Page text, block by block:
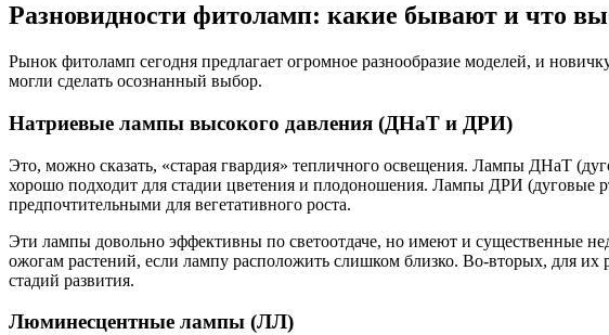
Разновидности фитоламп: какие бывают и что
Рынок фитоламп сегодня предлагает огромное разнообразие моделей, и
могли сделать осознанный выбор.
Натриевые лампы высокого давления (ДНаТ и ДРИ)
Это, можно сказать, «старая гвардия» тепличного освещения. Лампы ДНаТ
хорошо подходит для стадии цветения и плодоношения. Лампы ДРИ (дуговые
предпочтительными для вегетативного роста.
Эти лампы довольно эффективны по светоотдаче, но имеют и существенные
ожогам растений, если лампу расположить слишком близко. Во-вторых, для
стадий развития.
Люминесцентные лампы (ЛЛ)